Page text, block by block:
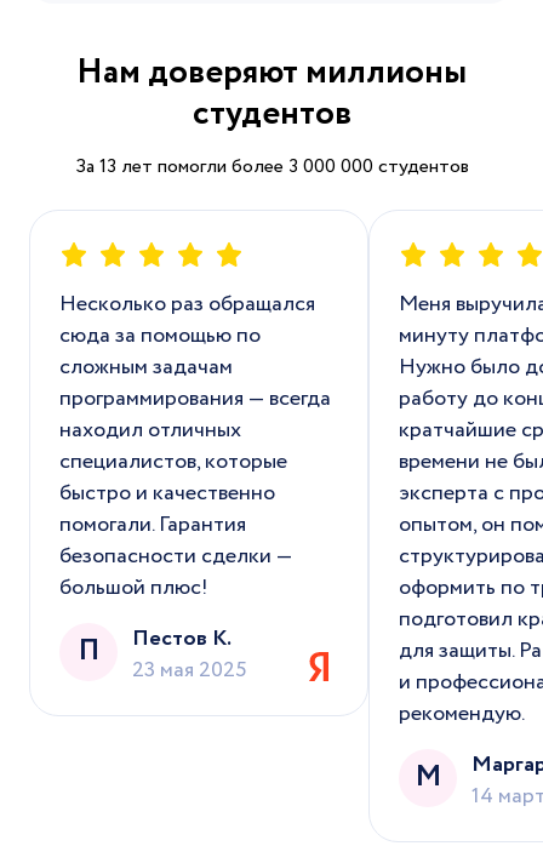
Нам доверяют миллионы
студентов
За 13 лет помогли более 3 000 000 студентов
Несколько раз обращался
сюда за помощью по
сложным задачам
программирования — всегда
находил отличных
специалистов, которые
быстро и качественно
помогали. Гарантия
безопасности сделки —
большой плюс!
П
Пестов К.
23 мая 2025
Меня
минуту
Нужно было
работу до
кратчайшие
времени не
эксперта с
опытом, он
оформить по
подготовил
для защиты.
и
рекомендую.
М
14